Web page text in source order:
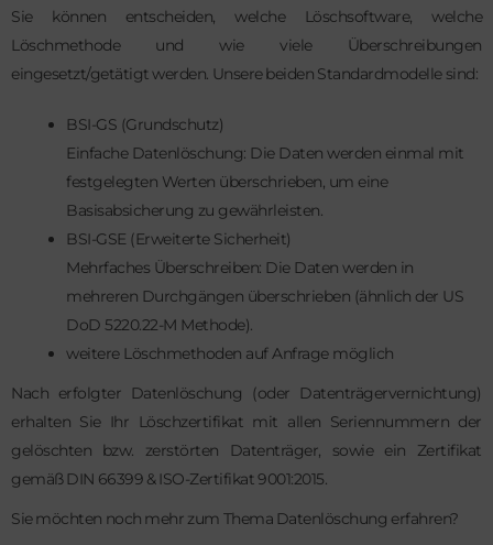
Sie können entscheiden, welche Löschsoftware, welche
Löschmethode und wie viele Überschreibungen
eingesetzt/getätigt werden. Unsere beiden Standardmodelle sind:
BSI-GS (Grundschutz)
Einfache Datenlöschung: Die Daten werden einmal mit
festgelegten Werten überschrieben, um eine
Basisabsicherung zu gewährleisten.
BSI-GSE (Erweiterte Sicherheit)
Mehrfaches Überschreiben: Die Daten werden in
mehreren Durchgängen überschrieben (ähnlich der US
DoD 5220.22-M Methode).
weitere Löschmethoden auf Anfrage möglich
Nach erfolgter Datenlöschung (oder Datenträgervernichtung)
erhalten Sie Ihr Löschzertifikat mit allen Seriennummern der
gelöschten bzw. zerstörten Datenträger, sowie ein Zertifikat
gemäß DIN 66399 & ISO-Zertifikat 9001:2015.
Sie möchten noch mehr zum Thema Datenlöschung erfahren?